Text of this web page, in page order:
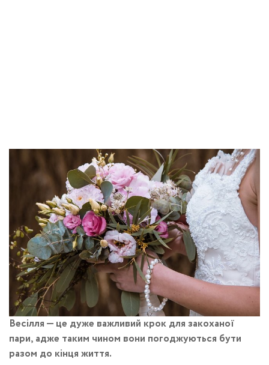
Весілля — це дуже важливий крок для закоханої
пари, адже таким чином вони погоджуються бути
разом до кінця життя.